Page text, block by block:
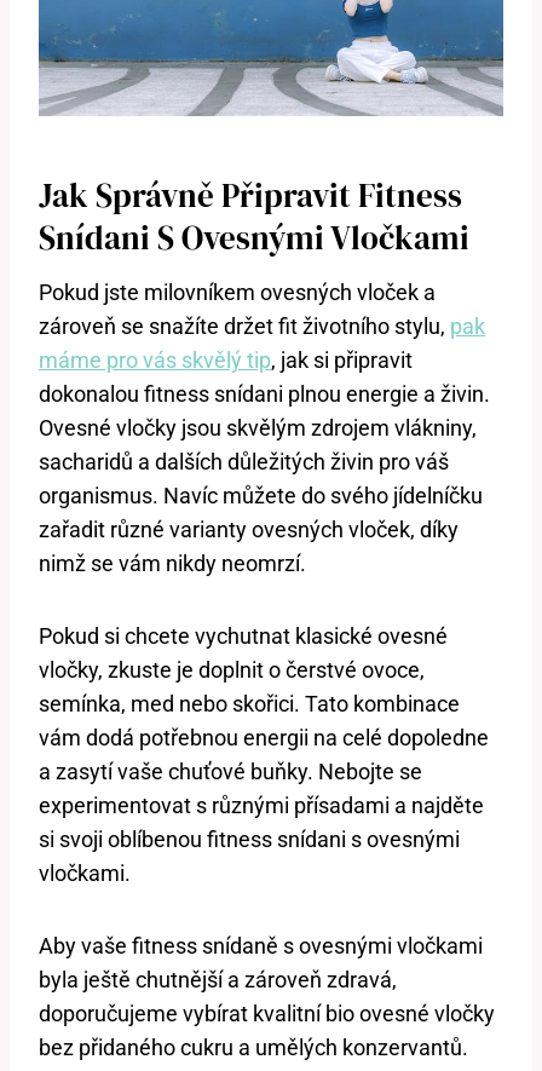
Jak Správně Připravit Fitness
Snídani S Ovesnými Vločkami
Pokud jste milovníkem ovesných vloček a
zároveň se snažíte držet fit životního stylu, pak
máme pro vás skvělý tip, jak si připravit
dokonalou fitness snídani plnou energie a živin.
Ovesné vločky jsou skvělým zdrojem vlákniny,
sacharidů a dalších důležitých živin pro váš
organismus. Navíc můžete do svého jídelníčku
zařadit různé varianty ovesných vloček, díky
nimž se vám nikdy neomrzí.
Pokud si chcete vychutnat klasické ovesné
vločky, zkuste je doplnit o čerstvé ovoce,
semínka, med nebo skořici. Tato kombinace
vám dodá potřebnou energii na celé dopoledne
a zasytí vaše chuťové buňky. Nebojte se
experimentovat s různými přísadami a najděte
si svoji oblíbenou fitness snídani s ovesnými
vločkami.
Aby vaše fitness snídaně s ovesnými vločkami
byla ještě chutnější a zároveň zdravá,
doporučujeme vybírat kvalitní bio ovesné vločky
bez přidaného cukru a umělých konzervantů.